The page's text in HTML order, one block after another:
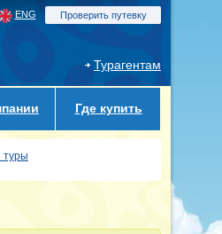
ENG Проверить путевку
Турагентам
Где купить
туры